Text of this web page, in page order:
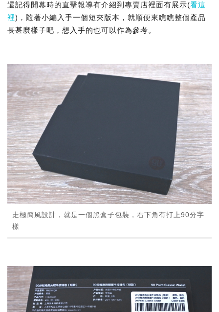
還記得開幕時的直擊報導有介紹到專賣店裡面有展示(看這
裡)，隨著小編入手一個短夾版本，就順便來瞧瞧整個產品
長甚麼樣子吧，想入手的也可以作為參考。
走極簡風設計，就是一個黑盒子包裝，右下角有打上90分字
樣